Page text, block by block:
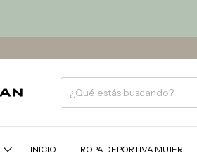
INICIO ROPA DEPORTIVA MUJER